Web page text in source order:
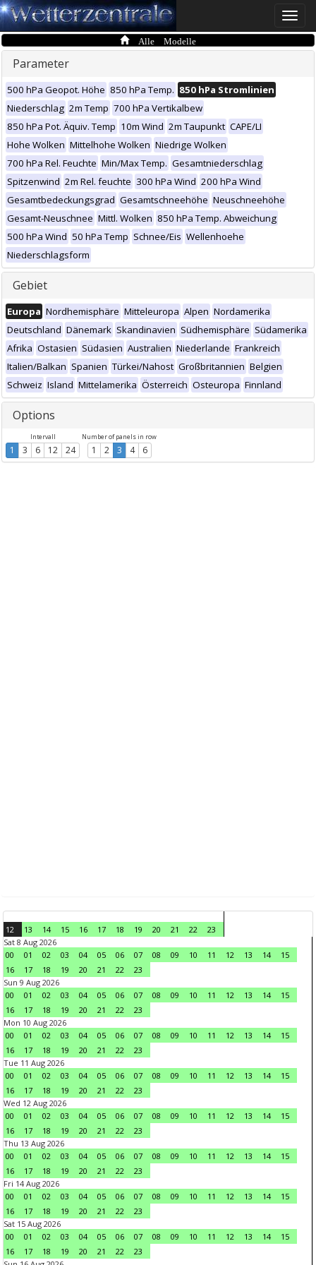
Toggle
Alle Modelle
Parameter
500 hPa Geopot. Höhe 850 hPa Temp. 850 hPa Stromlinien
Niederschlag 2m Temp 700 hPa Vertikalbew
850 hPa Pot. Äquiv. Temp 10m Wind 2m Taupunkt CAPE/LI
Hohe Wolken Mittelhohe Wolken Niedrige Wolken
700 hPa Rel. Feuchte Min/Max Temp. Gesamtniederschlag
Spitzenwind 2m Rel. feuchte 300 hPa Wind 200 hPa Wind
Gesamtbedeckungsgrad Gesamtschneehöhe Neuschneehöhe
Gesamt-Neuschnee Mittl. Wolken 850 hPa Temp. Abweichung
500 hPa Wind 50 hPa Temp Schnee/Eis Wellenhoehe
Niederschlagsform
Gebiet
Europa Nordhemisphäre Mitteleuropa Alpen Nordamerika
Deutschland Dänemark Skandinavien Südhemisphäre Südamerika
Afrika Ostasien Südasien Australien Niederlande Frankreich
Italien/Balkan Spanien Türkei/Nahost Großbritannien Belgien
Schweiz Island Mittelamerika Österreich Osteuropa Finnland
Options
Intervall
1 3 6 12 24
Number of panels in row
1 2 3 4 6
12 13 14 15 16 17 18 19 20 21 22
23
Sat 8 Aug 2026
00
01 02 03 04 05 06 07 08 09 10 11 12 13 14
15
16
17 18 19 20 21 22
23
Sun 9 Aug 2026
00
01 02 03 04 05 06 07 08 09 10 11 12 13 14
15
16
17 18 19 20 21 22
23
Mon 10 Aug 2026
00
01 02 03 04 05 06 07 08 09 10 11 12 13 14
15
16
17 18 19 20 21 22
23
Tue 11 Aug 2026
00
01 02 03 04 05 06 07 08 09 10 11 12 13 14
15
16
17 18 19 20 21 22
23
Wed 12 Aug 2026
00
01 02 03 04 05 06 07 08 09 10 11 12 13 14
15
16
17 18 19 20 21 22
23
Thu 13 Aug 2026
00
01 02 03 04 05 06 07 08 09 10 11 12 13 14
15
16
17 18 19 20 21 22
23
Fri 14 Aug 2026
00
01 02 03 04 05 06 07 08 09 10 11 12 13 14
15
16
17 18 19 20 21 22
23
Sat 15 Aug 2026
00
01 02 03 04 05 06 07 08 09 10 11 12 13 14
15
16
17 18 19 20 21 22
23